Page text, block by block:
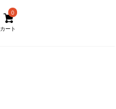
0
カート